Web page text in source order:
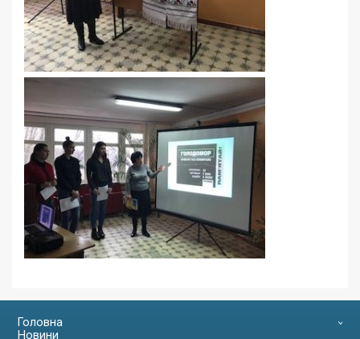
Головна
Новини